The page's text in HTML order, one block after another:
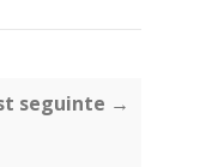
seguinte →